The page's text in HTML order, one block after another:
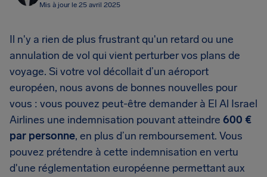
Mis à jour le 25 avril 2025
Il n'y a rien de plus frustrant qu'un retard ou une
annulation de vol qui vient perturber vos plans de
voyage. Si votre vol décollait d’un aéroport
européen, nous avons de bonnes nouvelles pour
vous : vous pouvez peut-être demander à El Al Israel
Airlines une indemnisation pouvant atteindre 600 €
par personne, en plus d’un remboursement. Vous
pouvez prétendre à cette indemnisation en vertu
d'une réglementation européenne permettant aux